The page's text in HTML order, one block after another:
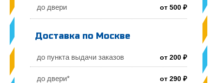
до двери от 500 ₽
Доставка по Москве
до пункта выдачи заказов от 200 ₽
до двери* от 290 ₽